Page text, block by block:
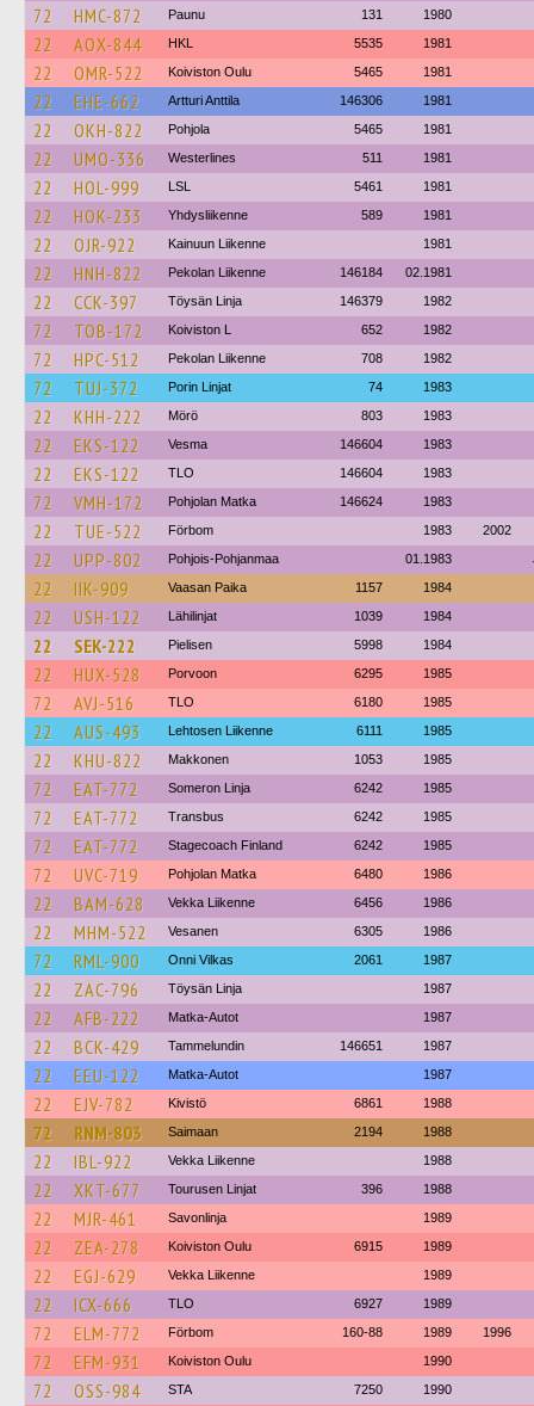
72 HMC-872 Paunu 131 1980
22 AOX-844 HKL 5535 1981
22 OMR-522 Koiviston Oulu 5465 1981
22 EHE-662 Artturi Anttila 146306 1981
22 OKH-822 Pohjola 5465 1981
22 UMO-336 Westerlines 511 1981
22 HOL-999 LSL 5461 1981
22 HOK-233 Yhdysliikenne 589 1981
22 OJR-922 Kainuun Liikenne 1981
22 HNH-822 Pekolan Liikenne 146184 02.1981
22 CCK-397 Töysän Linja 146379 1982
72 TOB-172 Koiviston L 652 1982
72 HPC-512 Pekolan Liikenne 708 1982
72 TUJ-372 Porin Linjat 74 1983
22 KHH-222 Mörö 803 1983
22 EKS-122 Vesma 146604 1983
22 EKS-122 TLO 146604 1983
72 VMH-172 Pohjolan Matka 146624 1983
22 TUE-522 Förbom 1983 2002
22 UPP-802 Pohjois-Pohjanmaa 01.1983
22 IIK-909 Vaasan Paika 1157 1984
22 USH-122 Lähilinjat 1039 1984
22 SEK-222 Pielisen 5998 1984
22 HUX-528 Porvoon 6295 1985
72 AVJ-516 TLO 6180 1985
22 AUS-493 Lehtosen Liikenne 6111 1985
22 KHU-822 Makkonen 1053 1985
72 EAT-772 Someron Linja 6242 1985
72 EAT-772 Transbus 6242 1985
72 EAT-772 Stagecoach Finland 6242 1985
72 UVC-719 Pohjolan Matka 6480 1986
22 BAM-628 Vekka Liikenne 6456 1986
22 MHM-522 Vesanen 6305 1986
72 RML-900 Onni Vilkas 2061 1987
22 ZAC-796 Töysän Linja 1987
22 AFB-222 Matka-Autot 1987
22 BCK-429 Tammelundin 146651 1987
22 EEU-122 Matka-Autot 1987
22 EJV-782 Kivistö 6861 1988
72 RNM-803 Saimaan 2194 1988
22 IBL-922 Vekka Liikenne 1988
22 XKT-677 Tourusen Linjat 396 1988
22 MJR-461 Savonlinja 1989
22 ZEA-278 Koiviston Oulu 6915 1989
22 EGJ-629 Vekka Liikenne 1989
22 ICX-666 TLO 6927 1989
72 ELM-772 Förbom 160-88 1989 1996
72 EFM-931 Koiviston Oulu 1990
72 OSS-984 STA 7250 1990